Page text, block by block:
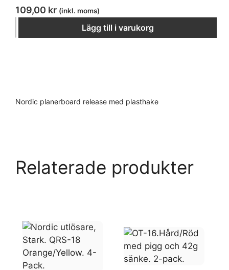
109,00 kr (inkl. moms)
Lägg till i varukorg
Nordic planerboard release med plasthake
Relaterade produkter